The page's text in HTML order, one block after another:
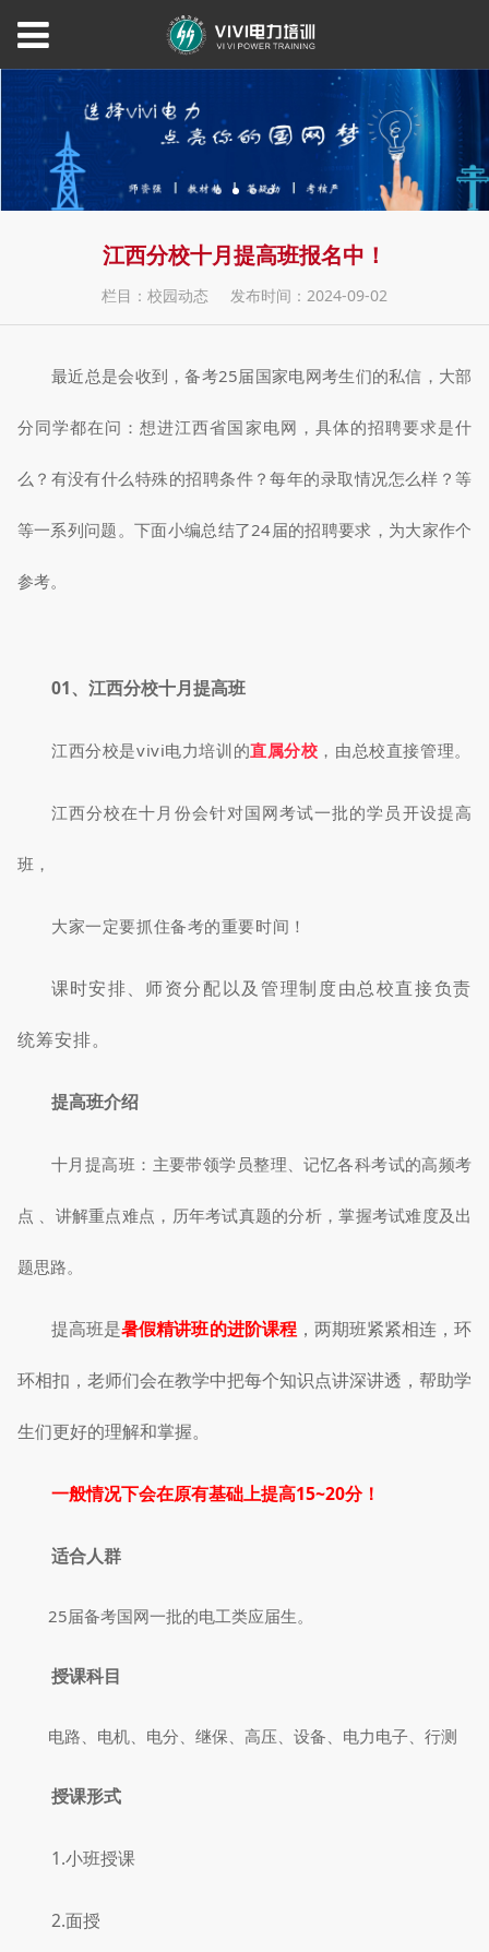
江西分校十月提高班报名中！
栏目：校园动态 发布时间：2024-09-02
最近总是会收到，备考25届国家电网考生们的私信， 大部
分同学都在问：想进江西省国家电网， 具体的招聘要求是什
么？ 有没有什么特殊的招聘条件？每年的录取情况怎么样？等
等一系列问题。下面小编总结了24届的招聘要求， 为大家作个
参考。
01、江西分校十月提高班
江西分校是vivi电力培训的直属分校 ，由总校直接管理。
江西分校在十月份会针对国网考试一批的学员开设提高
班，
大家一定要抓住备考的重要时间！
课时安排、 师资分配以及管理制度由总校直接负责
统筹安排。
提高班介绍
十月提高班： 主要带领学员整理、记忆各科考试的高频考
点 、讲解重点难点，历年考试真题的分析，掌握考试难度及出
题思路。
提高班是暑假精讲班的进阶课程，两期班紧紧相连，环
环相扣，老师们会在教学中把每个知识点讲深讲透，帮助学
生们更好的理解和掌握。
一般情况下会在原有基础上提高15~20分！
适合人群
25届备考国网一批的电工类应届生。
授课科目
电路、电机、电分、继保、高压、设备、电力电子、行测
授课形式
1.小班授课
2.面授